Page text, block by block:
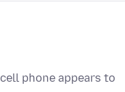
phone appears to